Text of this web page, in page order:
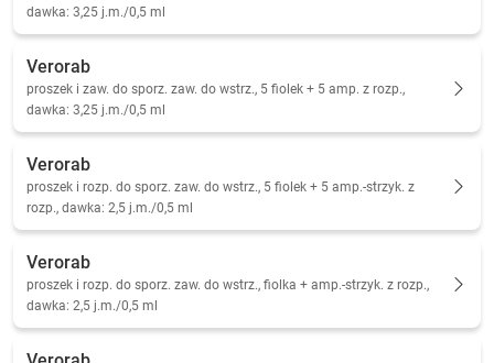
dawka: 3,25 j.m./0,5 ml
Verorab
proszek i zaw. do sporz. zaw. do wstrz., 5 fiolek + 5 amp. z rozp.,
dawka: 3,25 j.m./0,5 ml
Verorab
proszek i rozp. do sporz. zaw. do wstrz., 5 fiolek + 5 amp.-strzyk. z
rozp., dawka: 2,5 j.m./0,5 ml
Verorab
proszek i rozp. do sporz. zaw. do wstrz., fiolka + amp.-strzyk. z rozp.,
dawka: 2,5 j.m./0,5 ml